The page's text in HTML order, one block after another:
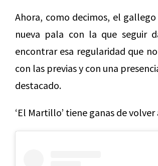
Ahora, como decimos, el
nueva pala con la que seguir
encontrar esa regularidad que
con las previas y con una
destacado.
‘El Martillo’ tiene ganas de